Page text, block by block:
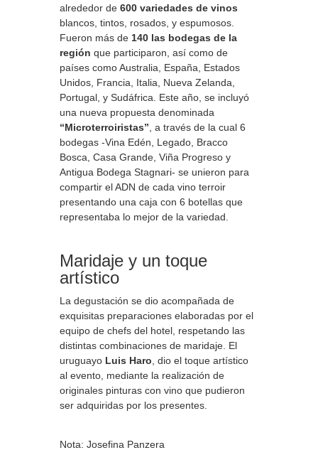
alrededor de 600 variedades de vinos
blancos, tintos, rosados, y espumosos.
Fueron más de 140 las bodegas de la
región que participaron, así como de
países como Australia, España, Estados
Unidos, Francia, Italia, Nueva Zelanda,
Portugal, y Sudáfrica. Este año, se incluyó
una nueva propuesta denominada
“Microterroiristas” , a través de la cual 6
bodegas -Vina Edén, Legado, Bracco
Bosca, Casa Grande, Viña Progreso y
Antigua Bodega Stagnari- se unieron para
compartir el ADN de cada vino terroir
presentando una caja con 6 botellas que
representaba lo mejor de la variedad.
Maridaje y un toque
artístico
La degustación se dio acompañada de
exquisitas preparaciones elaboradas por el
equipo de chefs del hotel, respetando las
distintas combinaciones de maridaje. El
uruguayo Luis Haro , dio el toque artístico
al evento, mediante la realización de
originales pinturas con vino que pudieron
ser adquiridas por los presentes.
Nota: Josefina Panzera